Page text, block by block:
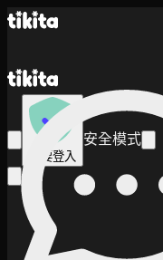
需要登入
安全模式